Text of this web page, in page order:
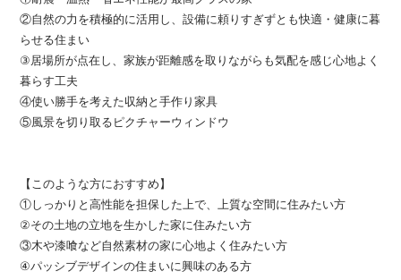
②自然の力を積極的に活用し、設備に頼りすぎずとも快適・健康に暮
らせる住まい
③居場所が点在し、家族が距離感を取りながらも気配を感じ心地よく
暮らす工夫
④使い勝手を考えた収納と手作り家具
⑤風景を切り取るピクチャーウィンドウ
【このような方におすすめ】
①しっかりと高性能を担保した上で、上質な空間に住みたい方
②その土地の立地を生かした家に住みたい方
③木や漆喰など自然素材の家に心地よく住みたい方
④パッシブデザインの住まいに興味のある方